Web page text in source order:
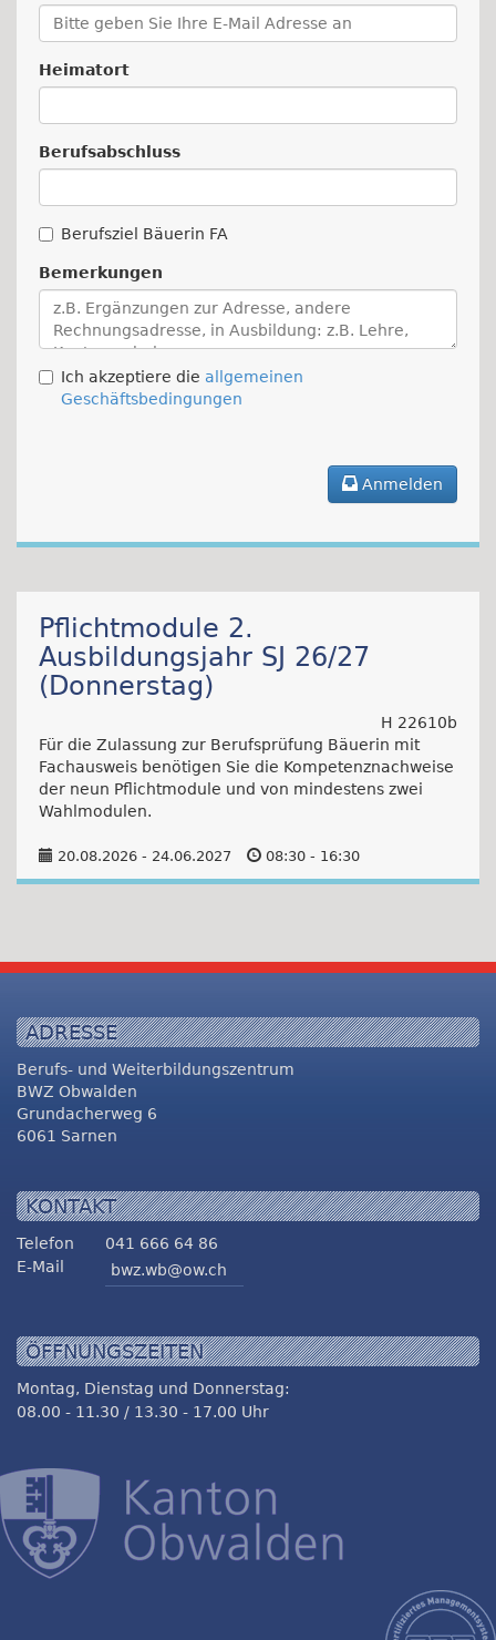
Heimatort
Berufsabschluss
Berufsziel Bäuerin FA
Bemerkungen
Ich akzeptiere die allgemeinen
Geschäftsbedingungen
Anmelden
Pflichtmodule 2.
Ausbildungsjahr SJ 26/27
(Donnerstag)
H 22610b
Für die Zulassung zur Berufsprüfung Bäuerin mit
Fachausweis benötigen Sie die Kompetenznachweise
der neun Pflichtmodule und von mindestens zwei
Wahlmodulen.
20.08.2026 - 24.06.2027 08:30 - 16:30
ADRESSE
Berufs- und Weiterbildungszentrum
BWZ Obwalden
Grundacherweg 6
6061 Sarnen
KONTAKT
Telefon
041 666 64 86
E-Mail
bwz.wb@ow.ch
ÖFFNUNGSZEITEN
Montag, Dienstag und Donnerstag:
08.00 - 11.30 / 13.30 - 17.00 Uhr